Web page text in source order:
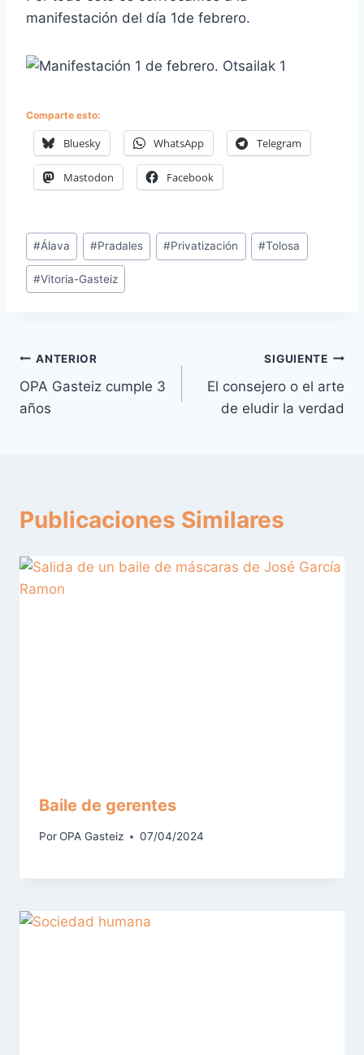
manifestación del día 1de febrero.
Comparte esto:
Bluesky WhatsApp Telegram
Mastodon Facebook
Etiquetas
de
la
#Álava #Pradales #Privatización #Tolosa
#Vitoria-Gasteiz
Navegación
de
ANTERIOR
OPA Gasteiz cumple 3
años
SIGUIENTE
El consejero o el arte
de eludir la verdad
Publicaciones Similares
Baile de gerentes
PorOPA Gasteiz 07/04/2024